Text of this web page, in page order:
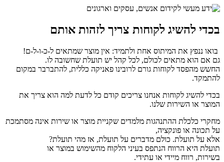
בכדי להשיג לקוחות צריך לזהות אותם
בואו ננפץ את המיתוס אחת ולתמיד: אין מוצר שמתאים ל-כ-ו-ל-ם!
גם אם הוא מתאים לכולם, לכל קהל יש תועלת שחשובה לו.
החשש מהפסד לקוחות גורם לרובינו פאניקה כללית, להתברבר במקום
להתמקד.
בכדי להשיג לקוחות אנחנו צריכים קודם כל לדעת למה הוא צריך את
המוצר או השירות שלנו.
מחקרי כלכלת ההתנהגות מלמדים שקניית מוצר או שירות אינה מסתמכת
על תכונה או פונקציה,
אלא על תועלת. כולם מדברים על תועלת, אז מהי תועלת?
תועלת היא הרווח הנתפס בעיני הלקוח מהשימוש במוצר או
בשירות, רווח מיידי או עתידי.